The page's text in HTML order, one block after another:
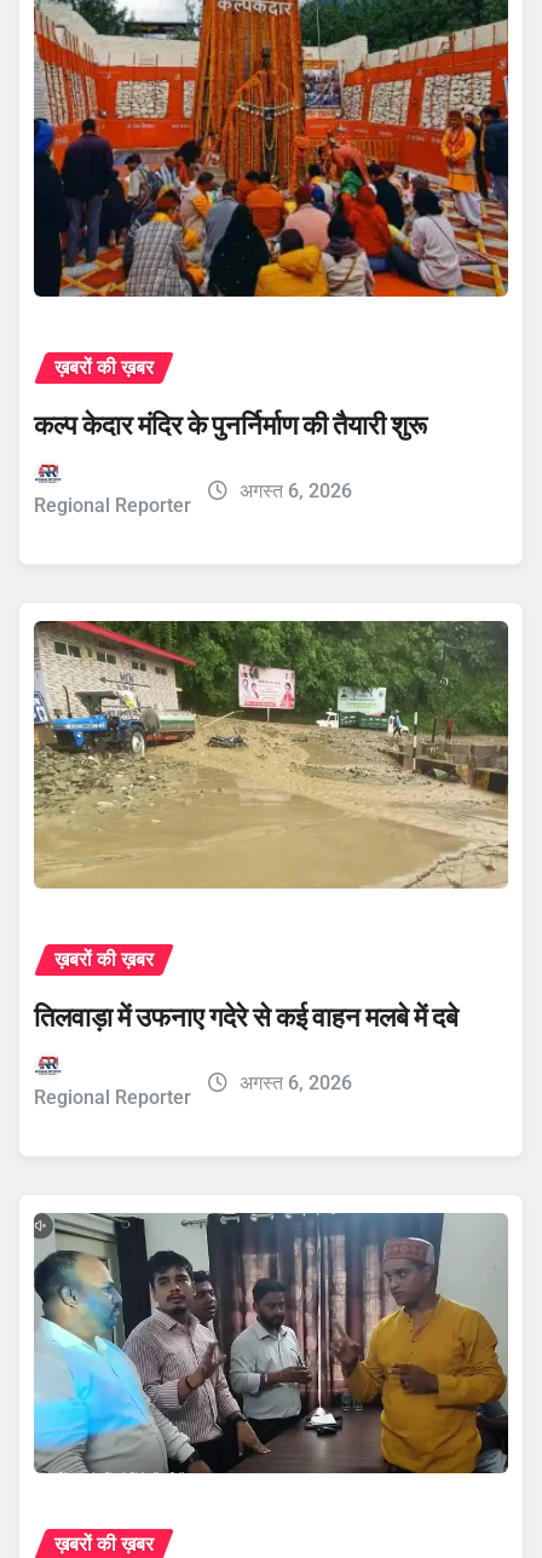
ख़बरों की ख़बर
कल्प केदार मंदिर के पुनर्निर्माण की तैयारी शुरू
Regional Reporter
अगस्त 6, 2026
ख़बरों की ख़बर
तिलवाड़ा में उफनाए गदेरे से कई वाहन मलबे में दबे
Regional Reporter
अगस्त 6, 2026
ख़बरों की ख़बर